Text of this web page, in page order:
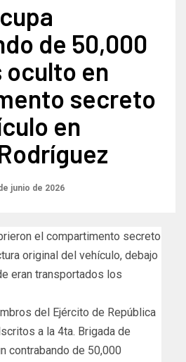
de 50,000
en
secreto
en
junio de 2026
el compartimento secreto
original del vehículo, debajo
eran transportados los
del Ejército de República
a la 4ta. Brigada de
contrabando de 50,000